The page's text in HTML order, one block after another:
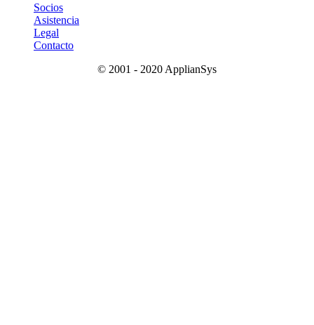
Socios
Asistencia
Legal
Contacto
© 2001 - 2020 ApplianSys